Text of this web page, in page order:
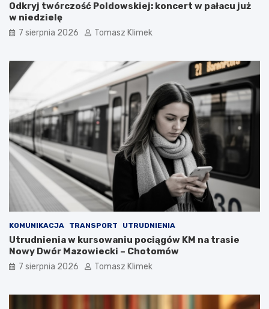
Odkryj twórczość Poldowskiej: koncert w pałacu już
w niedzielę
7 sierpnia 2026 Tomasz Klimek
KOMUNIKACJA TRANSPORT UTRUDNIENIA
Utrudnienia w kursowaniu pociągów KM na trasie
Nowy Dwór Mazowiecki – Chotomów
7 sierpnia 2026 Tomasz Klimek